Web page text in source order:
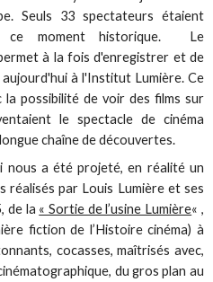
Seuls 33 spectateurs étaient
ce moment historique. Le
à la fois d'enregistrer et de
à l'Institut Lumière. Ce
possibilité de voir des films sur
le spectacle de cinéma
chaîne de découvertes.
nous a été projeté, en réalité un
réalisés par Louis Lumière et ses
de la « Sortie de l’usine Lumière« ,
fiction de l’Histoire cinéma) à
cocasses, maîtrisés avec,
du gros plan au